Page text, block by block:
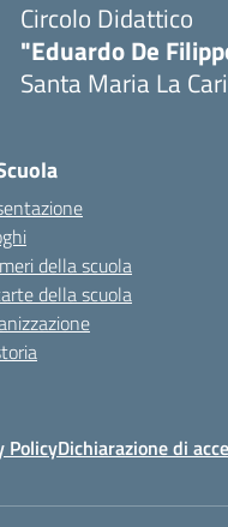
Circolo Didattico
"Eduardo De
Santa Maria La
della scuola
della scuola
PolicyDichiarazione di